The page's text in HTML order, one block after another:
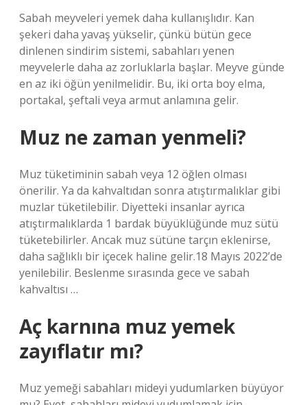
Sabah meyveleri yemek daha kullanışlıdır. Kan
şekeri daha yavaş yükselir, çünkü bütün gece
dinlenen sindirim sistemi, sabahları yenen
meyvelerle daha az zorluklarla başlar. Meyve günde
en az iki öğün yenilmelidir. Bu, iki orta boy elma,
portakal, şeftali veya armut anlamına gelir.
Muz ne zaman yenmeli?
Muz tüketiminin sabah veya 12 öğlen olması
önerilir. Ya da kahvaltıdan sonra atıştırmalıklar gibi
muzlar tüketilebilir. Diyetteki insanlar ayrıca
atıştırmalıklarda 1 bardak büyüklüğünde muz sütü
tüketebilirler. Ancak muz sütüne tarçın eklenirse,
daha sağlıklı bir içecek haline gelir.18 Mayıs 2022’de
yenilebilir. Beslenme sırasında gece ve sabah
kahvaltısı …
Aç karnına muz yemek
zayıflatır mı?
Muz yemeği sabahları mideyi yudumlarken büyüyor